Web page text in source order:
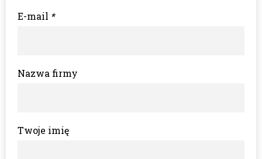
*
E-mail
Nazwa firmy
Twoje imię